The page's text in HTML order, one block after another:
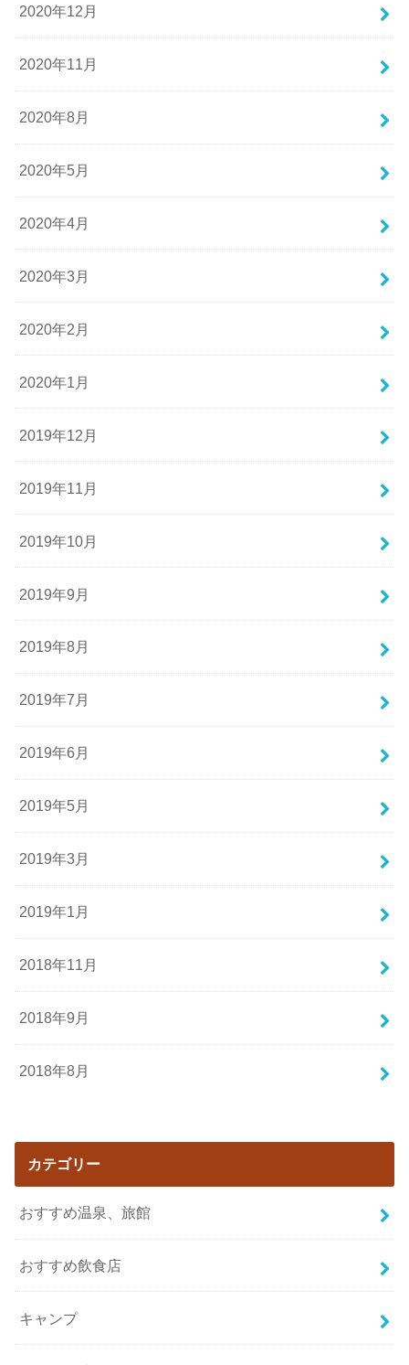
2020年12月
2020年11月
2020年8月
2020年5月
2020年4月
2020年3月
2020年2月
2020年1月
2019年12月
2019年11月
2019年10月
2019年9月
2019年8月
2019年7月
2019年6月
2019年5月
2019年3月
2019年1月
2018年11月
2018年9月
2018年8月
カテゴリー
おすすめ温泉、旅館
おすすめ飲食店
キャンプ